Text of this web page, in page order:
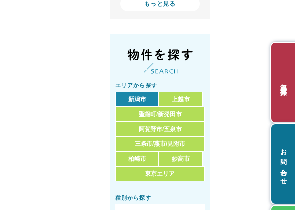
もっと見る
エリアから探す
新潟市 上越市
聖籠町/新発田市
阿賀野市/五泉市
三条市/燕市/見附市
柏崎市 妙高市
東京エリア
種別から探す
お問い合わせ